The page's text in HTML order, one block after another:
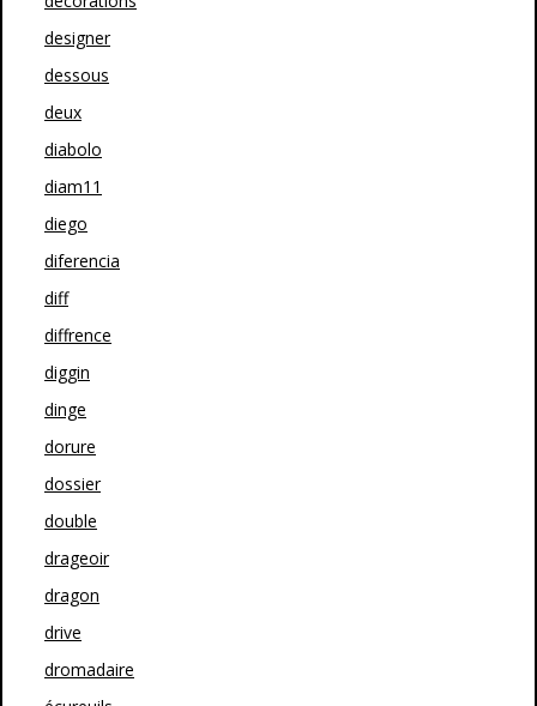
designer
dessous
deux
diabolo
diam11
diego
diferencia
diff
diffrence
diggin
dinge
dorure
dossier
double
drageoir
dragon
drive
dromadaire